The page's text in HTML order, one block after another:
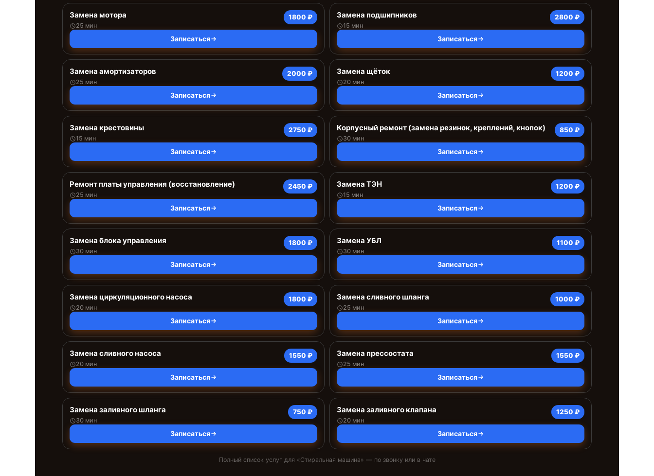
Замена мотора
25 мин
1800 ₽
Записаться
Замена подшипников
15 мин
2800 ₽
Записаться
Замена амортизаторов
25 мин
2000 ₽
Записаться
Замена щёток
20 мин
1200 ₽
Записаться
Замена крестовины
15 мин
2750 ₽
Записаться
Корпусный ремонт (замена резинок, креплений, кнопок)
30 мин
850 ₽
Записаться
Ремонт платы управления (восстановление)
25 мин
2450 ₽
Записаться
Замена ТЭН
15 мин
1200 ₽
Записаться
Замена блока управления
30 мин
1800 ₽
Записаться
Замена УБЛ
30 мин
1100 ₽
Записаться
Замена циркуляционного насоса
20 мин
1800 ₽
Записаться
Замена сливного шланга
25 мин
1000 ₽
Записаться
Замена сливного насоса
20 мин
1550 ₽
Записаться
Замена прессостата
25 мин
1550 ₽
Записаться
Замена заливного шланга
30 мин
750 ₽
Записаться
Замена заливного клапана
20 мин
1250 ₽
Записаться
Полный список услуг для «Стиральная машина» — по звонку или в чате